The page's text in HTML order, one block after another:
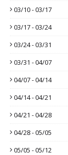
03/10 - 03/17
03/17 - 03/24
03/24 - 03/31
03/31 - 04/07
04/07 - 04/14
04/14 - 04/21
04/21 - 04/28
04/28 - 05/05
05/05 - 05/12